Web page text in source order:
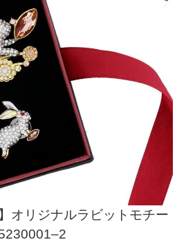
オリジナルラビットモチー